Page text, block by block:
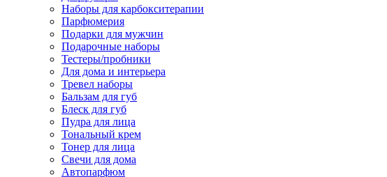
Наборы для карбокситерапии
Парфюмерия
Подарки для мужчин
Подарочные наборы
Тестеры/пробники
Для дома и интерьера
Тревел наборы
Бальзам для губ
Блеск для губ
Пудра для лица
Тональный крем
Тонер для лица
Свечи для дома
Автопарфюм